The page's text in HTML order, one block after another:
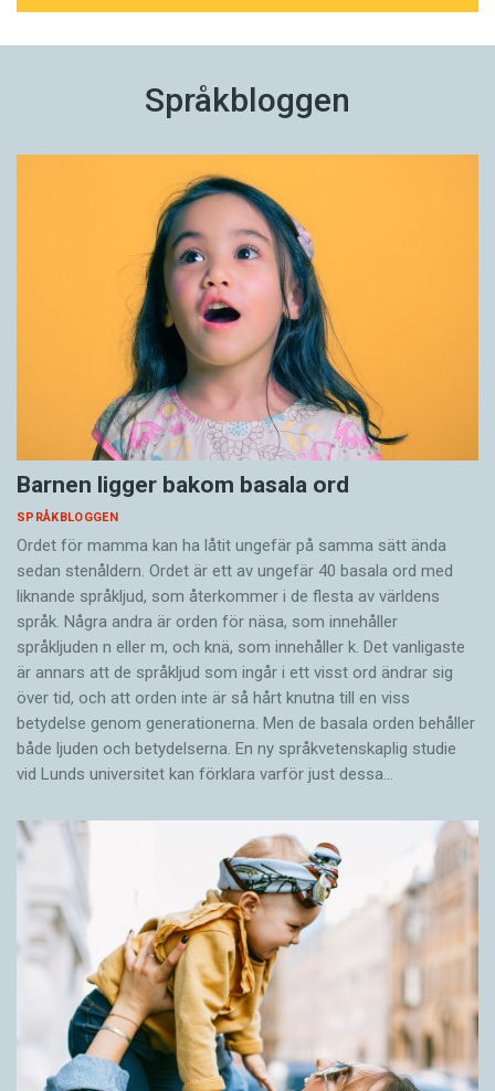
Språkbloggen
Barnen ligger bakom basala ord
SPRÅKBLOGGEN
Ordet för mamma kan ha låtit ungefär på samma sätt ända
sedan stenåldern. Ordet är ett av ungefär 40 basala ord med
liknande språkljud, som återkommer i de flesta av världens
språk. Några andra är orden för näsa, som innehåller
språkljuden n eller m, och knä, som innehåller k. Det vanligaste
är annars att de språkljud som ingår i ett visst ord ändrar sig
över tid, och att orden inte är så hårt knutna till en viss
betydelse genom generationerna. Men de basala orden behåller
både ljuden och betydelserna. En ny språkvetenskaplig studie
vid Lunds universitet kan förklara varför just dessa…